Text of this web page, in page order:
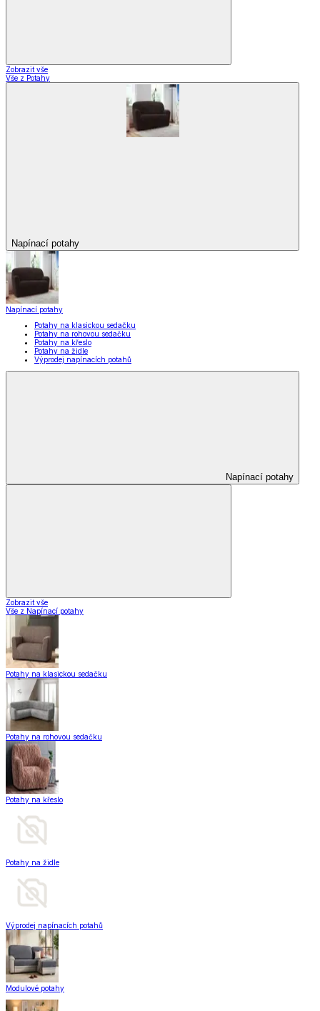
Zobrazit vše
Vše z Potahy
Napínací potahy
Napínací potahy
Potahy na klasickou sedačku
Potahy na rohovou sedačku
Potahy na křeslo
Potahy na židle
Výprodej napínacích potahů
Napínací potahy
Zobrazit vše
Vše z Napínací potahy
Potahy na klasickou sedačku
Potahy na rohovou sedačku
Potahy na křeslo
Potahy na židle
Výprodej napínacích potahů
Modulové potahy